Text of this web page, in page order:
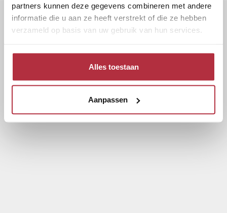
partners kunnen deze gegevens combineren met andere
informatie die u aan ze heeft verstrekt of die ze hebben
verzameld op basis van uw gebruik van hun services.
Alles toestaan
Aanpassen